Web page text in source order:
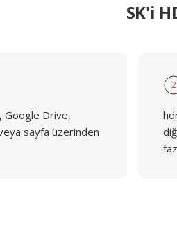
SK'i
Google Drive,
sayfa üzerinden
2